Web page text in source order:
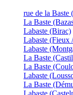
rue de la Baste
La Baste
Labaste (Birac)
Labaste (Fieux
Labaste
La Baste
La Baste
Labaste
La Baste
Labaste